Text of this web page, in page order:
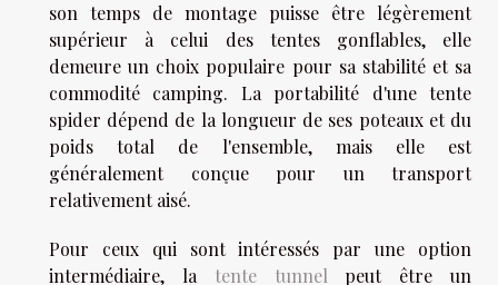
son temps de montage puisse être légèrement
supérieur à celui des tentes gonflables, elle
demeure un choix populaire pour sa stabilité et sa
commodité camping. La portabilité d'une tente
spider dépend de la longueur de ses poteaux et du
poids total de l'ensemble, mais elle est
généralement conçue pour un transport
relativement aisé.
Pour ceux qui sont intéressés par une option
intermédiaire, la tente tunnel peut être un